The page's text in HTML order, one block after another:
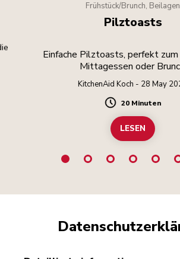
Frühstück/Brunch, Beilagen
Pilztoasts
Einfache Pilztoasts, perfekt zum
Mittagessen oder
KitchenAid Koch - 28 May
Duration
20 Minuten
LESEN